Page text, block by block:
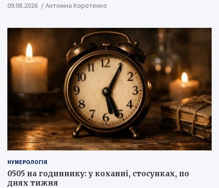
09.08.2026 Антоніна Коротенко
НУМЕРОЛОГІЯ
0505 на годиннику: у коханні, стосунках, по
днях тижня